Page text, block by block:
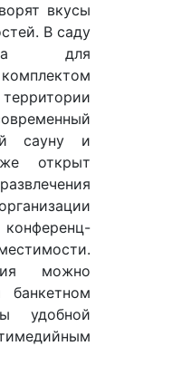
вкусы
В саду
для
сауну и
открыт
конференц-
можно
банкетном
удобной